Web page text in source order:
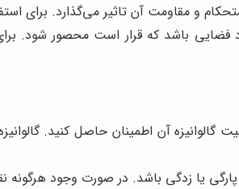
و مقاومت آن تاثیر می‌گذارد. برای
فضایی باشد که قرار است محصور شود.
گالوانیزه آن اطمینان حاصل کنید.
یا زدگی باشد. در صورت وجود هرگونه